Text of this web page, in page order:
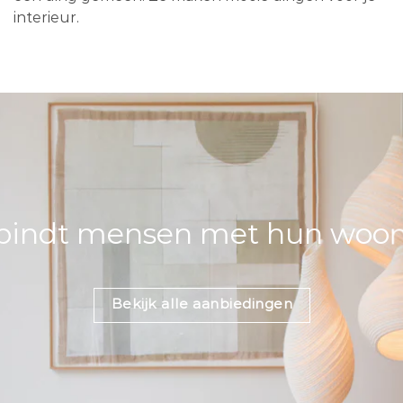
interieur.
mensen met hun
Bekijk alle aanbiedingen